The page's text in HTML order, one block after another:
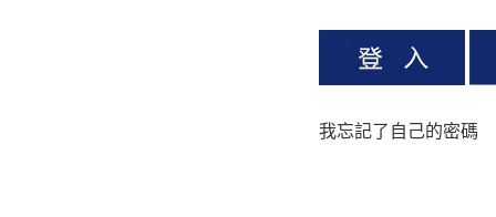
我忘記了自己的密碼